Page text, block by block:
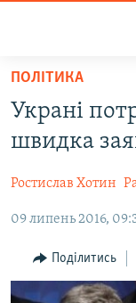
Перейти
основного
матеріалу
до
навігації
Перейти
пошуку
ВОДА.КРИМ
ПОЛІТИКА
БЛОГИ
ПОГЛЯД
ІНТЕРВ'Ю
ПОЛІТИКА
Украні
швидка
Ростислав Хотин
09 липень 2016,
Поділитись